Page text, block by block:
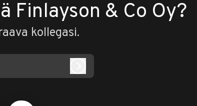
Finlayson & Co Oy?
kollegasi.